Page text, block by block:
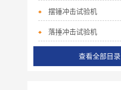
摆锤冲击试验机
落捶冲击试验机
查看全部目录